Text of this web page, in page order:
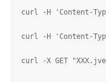
curl -H 'Content-
curl -H 'Content-
curl -X GET